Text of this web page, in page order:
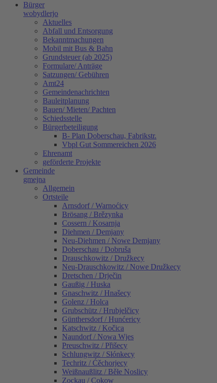
Bürger
wobydlerjo
Aktuelles
Abfall und Entsorgung
Bekanntmachungen
Mobil mit Bus & Bahn
Grundsteuer (ab 2025)
Formulare/ Anträge
Satzungen/ Gebühren
Amt24
Gemeindenachrichten
Bauleitplanung
Bauen/ Mieten/ Pachten
Schiedsstelle
Bürgerbeteiligung
B- Plan Doberschau, Fabrikstr.
Vbpl Gut Sommereichen 2026
Ehrenamt
geförderte Projekte
Gemeinde
gmejna
Allgemein
Ortsteile
Arnsdorf / Warnoćicy
Brösang / Brězynka
Cossern / Kosarnja
Diehmen / Demjany
Neu-Diehmen / Nowe Demjany
Doberschau / Dobruša
Drauschkowitz / Družkecy
Neu-Drauschkowitz / Nowe Družkecy
Dretschen / Drječin
Gaußig / Huska
Gnaschwitz / Hnašecy
Golenz / Holca
Grubschütz / Hrubjelčicy
Günthersdorf / Hunćericy
Katschwitz / Kočica
Naundorf / Nowa Wjes
Preuschwitz / Přišecy
Schlungwitz / Słónkecy
Techritz / Ćěchorjecy
Weißnaußlitz / Běłe Noslicy
Zockau / Cokow